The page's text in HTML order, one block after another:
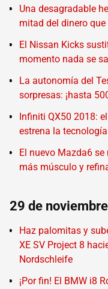
Una desagradable
mitad del dinero
El Nissan Kicks
momento nada se
La autonomía del
sorpresas: ¡hasta
Infiniti QX50 2018:
estrena la
El nuevo Mazda6
más músculo y
29 de
Haz palomitas y
XE SV Project 8
Nordschleife
¡Por fin! El BMW i8